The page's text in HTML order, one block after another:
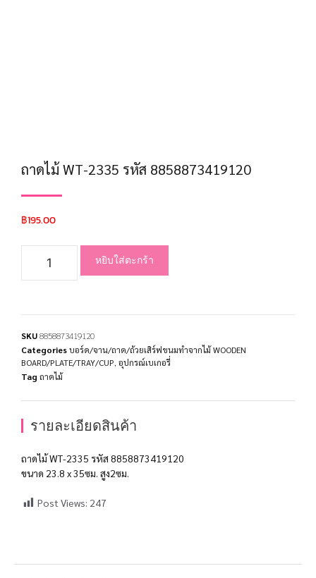
ถาดไม้ WT-2335 รหัส 8858873419120
฿195.00
หยิบใส่ตะกร้า
SKU8858873419120
Categoriesบอร์ด/จาน/ถาด/ถ้วยเสิร์ฟขนมทำจากไม้ WOODEN
BOARD/PLATE/TRAY/CUP อุปกรณ์เบเกอรี่
Tag ถาดไม้
รายละเอียดสินค้า
ถาดไม้ WT-2335 รหัส 8858873419120
ขนาด 23.8 x 35ซม. สูง2ซม.
Post Views: 247